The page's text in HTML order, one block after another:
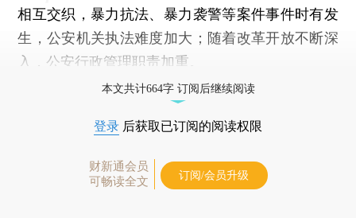
相互交织，暴力抗法、暴力袭警等案件事件时有发
生，公安机关执法难度加大；随着改革开放不断深
入，公安行政管理职责加重。
本文共计664字 订阅后继续阅读
登录 后获取已订阅的阅读权限
财新通会员
可畅读全文
订阅/会员升级